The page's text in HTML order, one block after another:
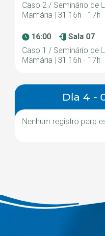
Caso 2 / Seminário de
Mamária | 31 16h - 17h
16:00
Sala 07
Caso 1 / Seminário de
Mamária | 31 16h - 17h
Dia 4 -
Nenhum registro para